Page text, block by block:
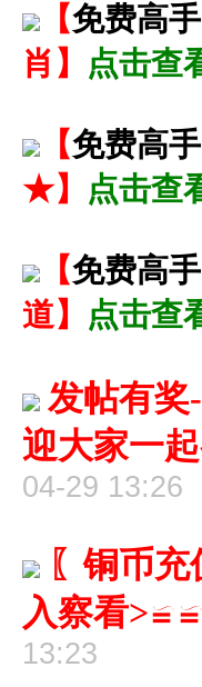
【免费高手
肖】
点击查
【免费高手
★】
点击查
【免费高手
道】
点击查
发帖有奖
迎大家一
04-29 13:26
〖铜币
入察看>≌≌
13:23